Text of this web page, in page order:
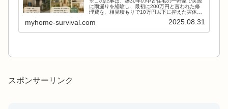
に雨漏りを経験し、最初に200万円と言われた修
理費を、相見積もりで10万円以下に抑えた実体験
て深くは述べませんが、少しの手間を惜しまない
myhome-survival.com 2025.08.31
スポンサーリンク